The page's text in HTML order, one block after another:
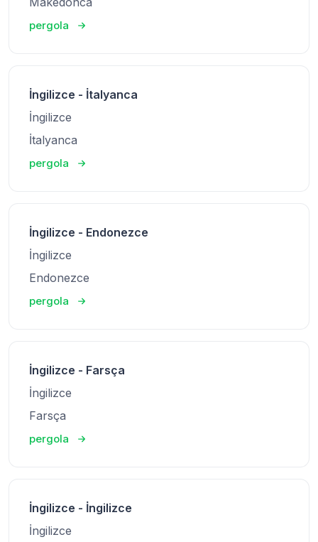
pergola
İngilizce - İtalyanca
İngilizce
İtalyanca
pergola
İngilizce - Endonezce
İngilizce
Endonezce
pergola
İngilizce - Farsça
İngilizce
Farsça
pergola
İngilizce - İngilizce
İngilizce